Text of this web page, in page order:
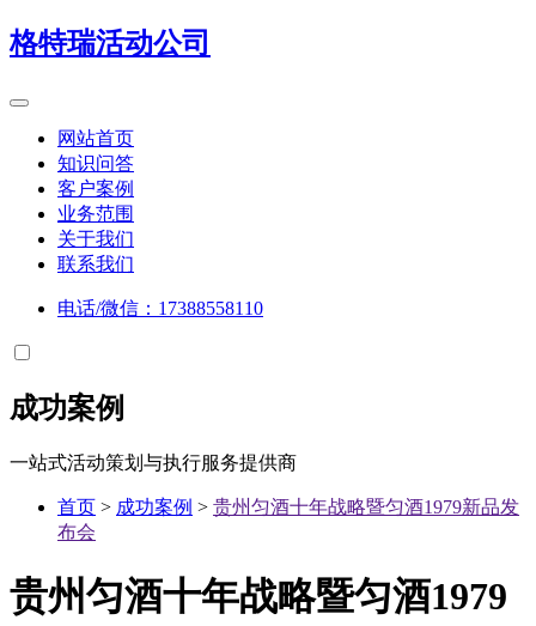
格特瑞活动公司
网站首页
知识问答
客户案例
业务范围
关于我们
联系我们
电话/微信：17388558110
成功案例
一站式活动策划与执行服务提供商
首页 > 成功案例 > 贵州匀酒十年战略暨匀酒1979新品发
布会
贵州匀酒十年战略暨匀酒1979